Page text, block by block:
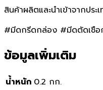
สินค้าผลิตและนำเข้าจากปร
#มีดกรีดกล่อง #มีดตัดเชือ
ข้อมูลเพิ่มเติม
น้ำหนัก 0.2 กก.